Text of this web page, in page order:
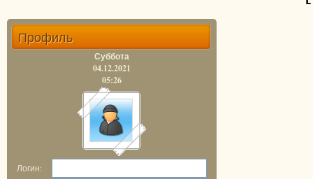
Профиль
Суббота
04.12.2021
05:26
Логин: